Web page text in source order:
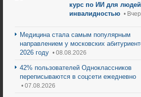
курс по ИИ для
инвалидностью •
Медицина стала самым популярным
направлением у московских
2026 году • 08.08.2026
42% пользователей Одноклассников
переписываются в соцсети ежедневно
• 07.08.2026